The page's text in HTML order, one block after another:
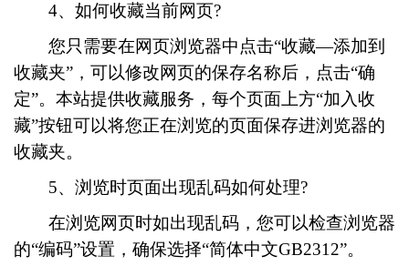
4、如何收藏当前网页?
您只需要在网页浏览器中点击“收藏—添加到
收藏夹”，可以修改网页的保存名称后，点击“确
定”。本站提供收藏服务，每个页面上方“加入收
藏”按钮可以将您正在浏览的页面保存进浏览器的
收藏夹。
5、浏览时页面出现乱码如何处理?
在浏览网页时如出现乱码，您可以检查浏览器
的“编码”设置，确保选择“简体中文GB2312”。